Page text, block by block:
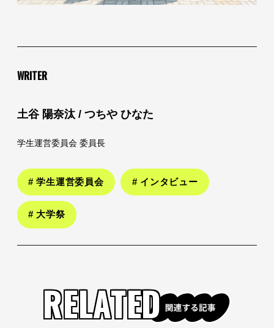
WRITER
土谷 陽奈汰 / つちや ひなた
学生運営委員会 委員長
# 学生運営委員会 # インタビュー
# 大学祭
RELATED